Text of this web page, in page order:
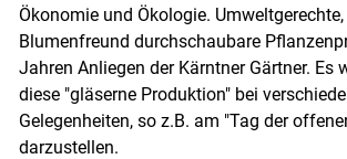
Ökonomie und Ökologie.
Blumenfreund durchschaubare
Jahren Anliegen der Kärntner Gärtner. Es
diese "gläserne Produktion" bei
Gelegenheiten, so z.B. am "Tag der
darzustellen.